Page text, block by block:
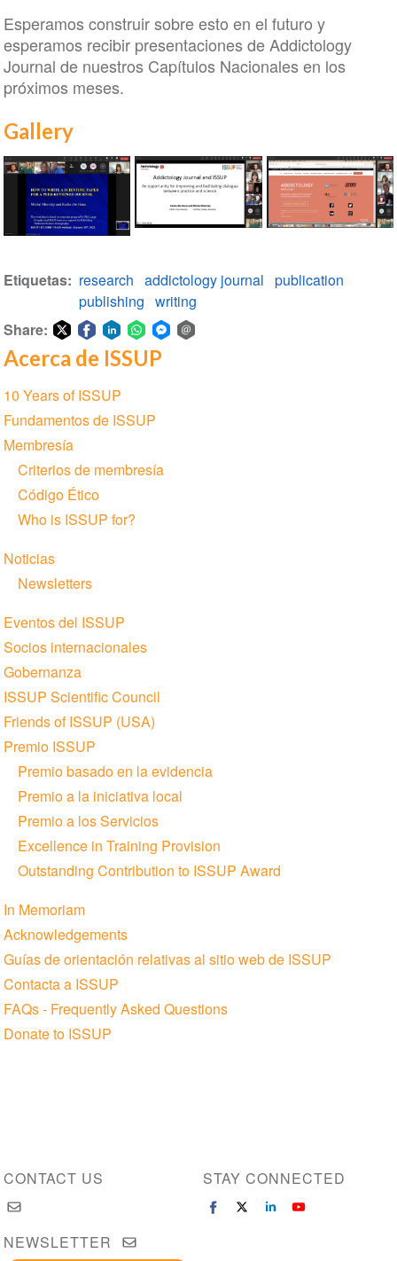
Esperamos construir sobre esto en el futuro y
esperamos recibir presentaciones de Addictology
Journal de nuestros Capítulos Nacionales en los
próximos meses.
Gallery
redacción
diarios
redacción
de
diarios
redacción
Etiquetas research addictology journal publication
publishing writing
Share:
Share
Twitter
Share
Facebook
Share
LinkedIn
ShareShare
Messenger
Acerca de ISSUP
Section
navigation
10 Years of ISSUP
Fundamentos de ISSUP
Membresía
Criterios de membresía
Código Ético
Who is ISSUP for?
Noticias
Newsletters
Eventos del ISSUP
Socios internacionales
Gobernanza
ISSUP Scientific Council
Friends of ISSUP (USA)
Premio ISSUP
Premio basado en la evidencia
Premio a la iniciativa local
Premio a los Servicios
Excellence in Training Provision
Outstanding Contribution to ISSUP Award
In Memoriam
Acknowledgements
Guías de orientación relativas al sitio web de ISSUP
Contacta a ISSUP
FAQs - Frequently Asked Questions
Donate to ISSUP
CONTACT US STAY CONNECTED
NEWSLETTER